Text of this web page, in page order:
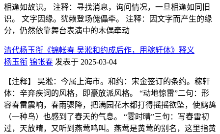
相逢如故识。 注释：寻找消息，询问情况，一旦相逢如同旧
识。 文字因缘。犹赖登场傀儡牵。 注释：因文字而产生的缘
分，仍然依靠舞台表演中的木偶牵动
清代杨玉衔《锦帐春 吴淞和约成后作，用稼轩体》释义
杨玉衔 锦帐春 发表于 2025-03-04
【注释】 吴淞：今属上海市。和约：宋金签订的条约。稼轩
体：辛弃疾词的风格，即豪放派风格。 “动地惊雷”二句：形
容春雷震响，春雨骤降，把满园花木都打得摇摇欲坠，使鹧鸪
（一种鸟）也感到了春天的气息。 “霎时晴”三句：写春雷初
过，天放晴，又听到燕莺鸣叫。燕莺是黄莺的别名，这里指黄